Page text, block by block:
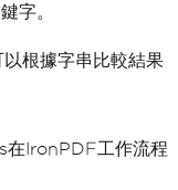
字。
以根據字串比較結果
在IronPDF工作流程